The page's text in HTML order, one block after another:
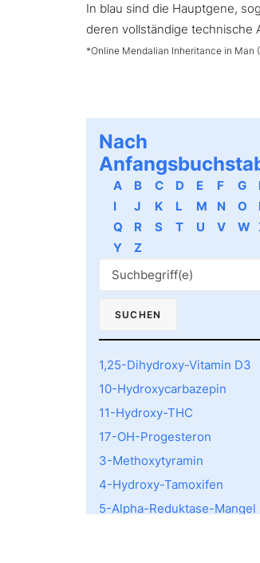
In blau sind die Hauptgene,
deren vollständige technische
*Online Mendalian Inheritance in Man
Nach
A B C D E F G
I
J K L M N O
Q
R S T U V W
Y
Z
1,25-Dihydroxy-Vitamin D3
10-Hydroxycarbazepin
11-Hydroxy-THC
17-OH-Progesteron
3-Methoxytyramin
4-Hydroxy-Tamoxifen
5-Alpha-Reduktase-Mangel